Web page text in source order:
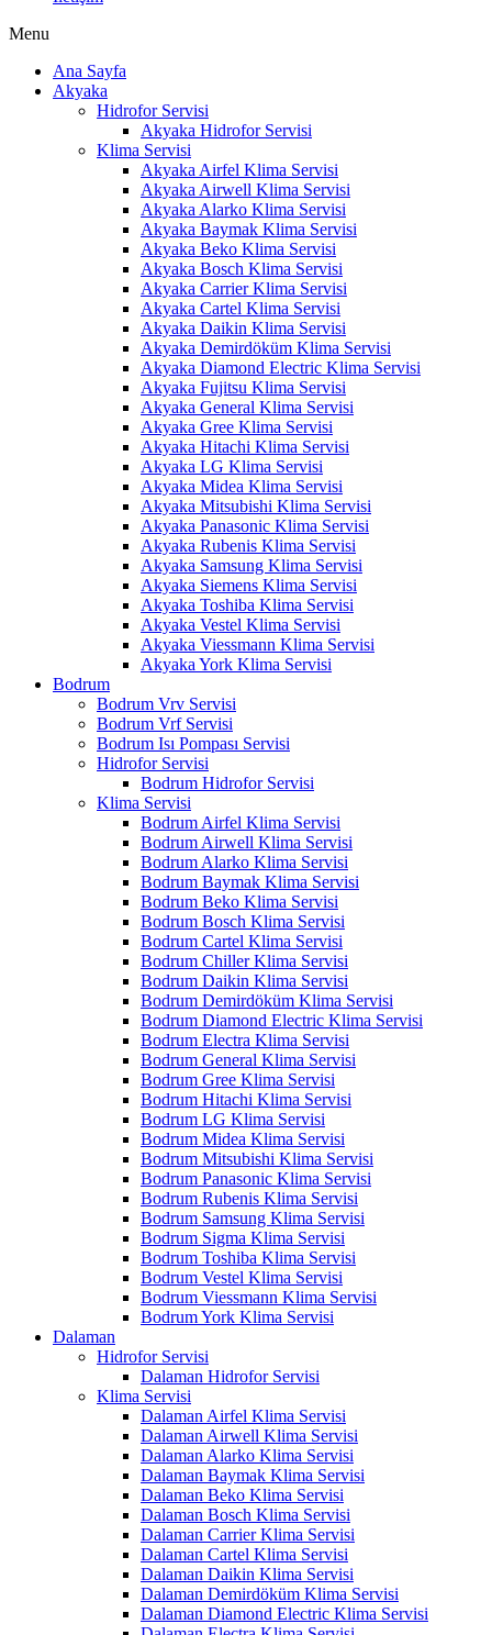
Menu
Ana Sayfa
Akyaka
Hidrofor Servisi
Akyaka Hidrofor Servisi
Klima Servisi
Akyaka Airfel Klima Servisi
Akyaka Airwell Klima Servisi
Akyaka Alarko Klima Servisi
Akyaka Baymak Klima Servisi
Akyaka Beko Klima Servisi
Akyaka Bosch Klima Servisi
Akyaka Carrier Klima Servisi
Akyaka Cartel Klima Servisi
Akyaka Daikin Klima Servisi
Akyaka Demirdöküm Klima Servisi
Akyaka Diamond Electric Klima Servisi
Akyaka Fujitsu Klima Servisi
Akyaka General Klima Servisi
Akyaka Gree Klima Servisi
Akyaka Hitachi Klima Servisi
Akyaka LG Klima Servisi
Akyaka Midea Klima Servisi
Akyaka Mitsubishi Klima Servisi
Akyaka Panasonic Klima Servisi
Akyaka Rubenis Klima Servisi
Akyaka Samsung Klima Servisi
Akyaka Siemens Klima Servisi
Akyaka Toshiba Klima Servisi
Akyaka Vestel Klima Servisi
Akyaka Viessmann Klima Servisi
Akyaka York Klima Servisi
Bodrum
Bodrum Vrv Servisi
Bodrum Vrf Servisi
Bodrum Isı Pompası Servisi
Hidrofor Servisi
Bodrum Hidrofor Servisi
Klima Servisi
Bodrum Airfel Klima Servisi
Bodrum Airwell Klima Servisi
Bodrum Alarko Klima Servisi
Bodrum Baymak Klima Servisi
Bodrum Beko Klima Servisi
Bodrum Bosch Klima Servisi
Bodrum Cartel Klima Servisi
Bodrum Chiller Klima Servisi
Bodrum Daikin Klima Servisi
Bodrum Demirdöküm Klima Servisi
Bodrum Diamond Electric Klima Servisi
Bodrum Electra Klima Servisi
Bodrum General Klima Servisi
Bodrum Gree Klima Servisi
Bodrum Hitachi Klima Servisi
Bodrum LG Klima Servisi
Bodrum Midea Klima Servisi
Bodrum Mitsubishi Klima Servisi
Bodrum Panasonic Klima Servisi
Bodrum Rubenis Klima Servisi
Bodrum Samsung Klima Servisi
Bodrum Sigma Klima Servisi
Bodrum Toshiba Klima Servisi
Bodrum Vestel Klima Servisi
Bodrum Viessmann Klima Servisi
Bodrum York Klima Servisi
Dalaman
Hidrofor Servisi
Dalaman Hidrofor Servisi
Klima Servisi
Dalaman Airfel Klima Servisi
Dalaman Airwell Klima Servisi
Dalaman Alarko Klima Servisi
Dalaman Baymak Klima Servisi
Dalaman Beko Klima Servisi
Dalaman Bosch Klima Servisi
Dalaman Carrier Klima Servisi
Dalaman Cartel Klima Servisi
Dalaman Daikin Klima Servisi
Dalaman Demirdöküm Klima Servisi
Dalaman Diamond Electric Klima Servisi